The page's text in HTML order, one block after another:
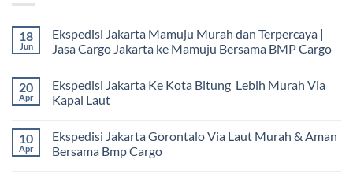
18
Jun
Ekspedisi Jakarta Mamuju Murah dan Terpercaya |
Jasa Cargo Jakarta ke Mamuju Bersama BMP Cargo
komentar
pada
Ekspedisi
Murah
dan
Terpercaya
20
Apr
Ekspedisi Jakarta Ke Kota Bitung Lebih Murah Via
Kapal Laut
komentar
pada
Ekspedisi
10
Apr
Ekspedisi Jakarta Gorontalo Via Laut Murah & Aman
Bersama Bmp Cargo